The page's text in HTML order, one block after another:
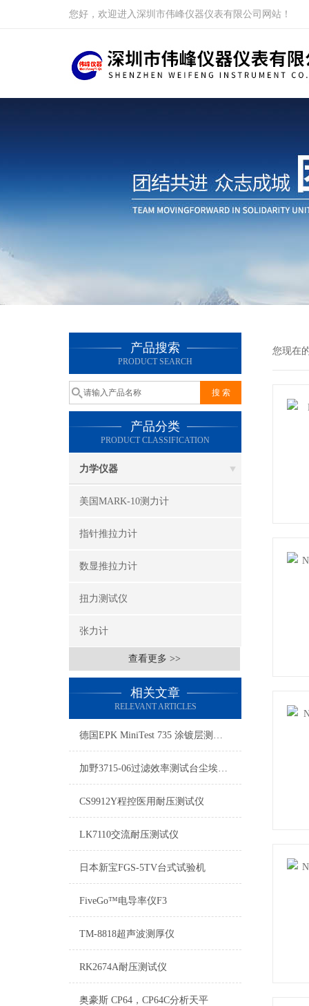
您好，欢迎进入深圳市伟峰仪器仪表有限公司网站！
产品搜索
PRODUCT SEARCH
产品分类
PRODUCT CLASSIFICATION
力学仪器
美国MARK-10测力计
指针推拉力计
数显推拉力计
扭力测试仪
张力计
查看更多 >>
相关文章
RELEVANT ARTICLES
德国EPK MiniTest 735 涂镀层测厚仪
加野3715-06过滤效率测试台尘埃粒子计数传感器
CS9912Y程控医用耐压测试仪
LK7110交流耐压测试仪
日本新宝FGS-5TV台式试验机
FiveGo™电导率仪F3
TM-8818超声波测厚仪
RK2674A耐压测试仪
奥豪斯 CP64，CP64C分析天平
您现在